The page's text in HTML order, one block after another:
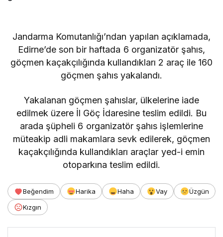
Jandarma Komutanlığı’ndan yapılan açıklamada,
Edirne’de son bir haftada 6 organizatör şahıs,
göçmen kaçakçılığında kullandıkları 2 araç ile 160
göçmen şahıs yakalandı.
Yakalanan göçmen şahıslar, ülkelerine iade
edilmek üzere İl Göç İdaresine teslim edildi. Bu
arada şüpheli 6 organizatör şahıs işlemlerine
müteakip adli makamlara sevk edilerek, göçmen
kaçakçılığında kullandıkları araçlar yed-i emin
otoparkına teslim edildi.
Beğendim Harika Haha Vay
Üzgün
Kızgın